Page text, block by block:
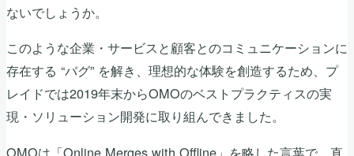
ないでしょうか。
このような企業・サービスと顧客とのコミュニケーションに
存在する “バグ” を解き、理想的な体験を創造するため、プ
レイドでは2019年末からOMOのベストプラクティスの実
現・ソリューション開発に取り組んできました。
OMOは「Online Merges with Offline」を略した言葉で、直